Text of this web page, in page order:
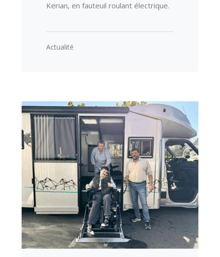
Kerian, en fauteuil roulant électrique.
Actualité